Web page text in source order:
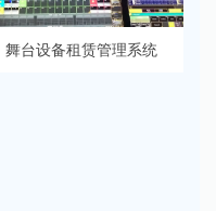
舞台设备租赁管理系统